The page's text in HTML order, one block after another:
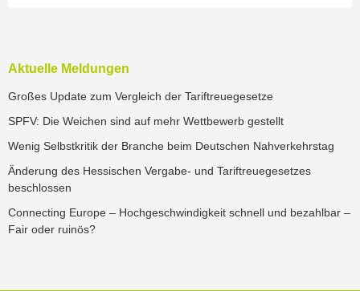
Aktuelle Meldungen
Großes Update zum Vergleich der Tariftreuegesetze
SPFV: Die Weichen sind auf mehr Wettbewerb gestellt
Wenig Selbstkritik der Branche beim Deutschen Nahverkehrstag
Änderung des Hessischen Vergabe- und Tariftreuegesetzes
beschlossen
Connecting Europe – Hochgeschwindigkeit schnell und bezahlbar –
Fair oder ruinös?